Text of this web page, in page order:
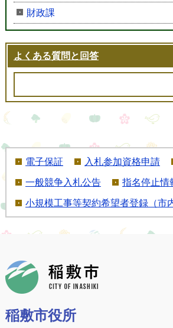
財政課
よくある質問と回答
電子保証 入札参加資格申請
一般競争入札公告 指名停止情
小規模工事等契約希望者登録（市
稲敷市役所